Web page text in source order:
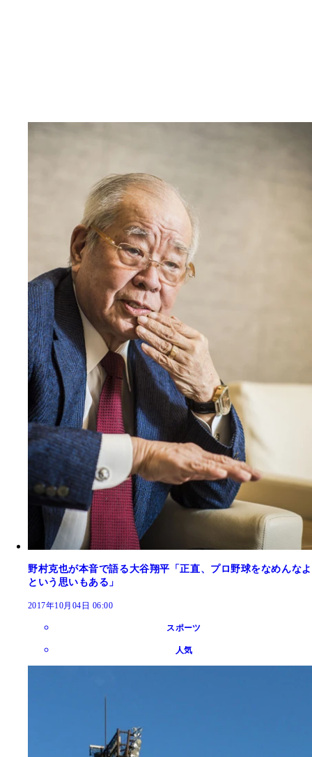
野村克也が本音で語る大谷翔平「正直、プロ野球をなめんなよ
という思いもある」
2017年10月04日 06:00
スポーツ
人気